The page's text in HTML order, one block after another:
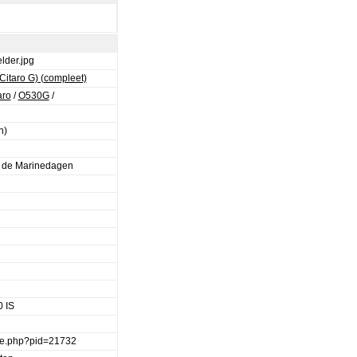
G) (compleet)
/O530G/
Marinedagen
IS